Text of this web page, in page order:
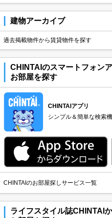
建物アーカイブ
過去掲載物件から賃貸物件を探す
CHINTAIのスマートフォン
お部屋を探す
CHINTAIアプリ
シンプル＆簡単な検索
CHINTAIのお部屋探しサービス一覧
ライフスタイル誌CHINTAI